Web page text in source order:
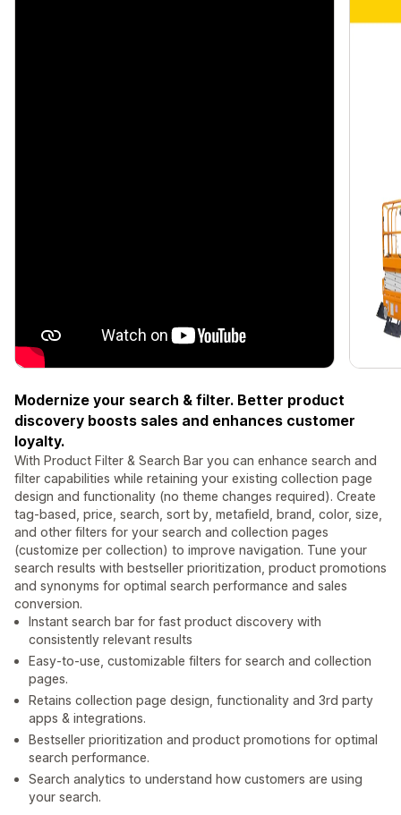
Modernize your search & filter. Better product
discovery boosts sales and enhances customer
loyalty.
With Product Filter & Search Bar you can enhance search and
filter capabilities while retaining your existing collection page
design and functionality (no theme changes required). Create
tag-based, price, search, sort by, metafield, brand, color, size,
and other filters for your search and collection pages
(customize per collection) to improve navigation. Tune your
search results with bestseller prioritization, product promotions
and synonyms for optimal search performance and sales
conversion.
Instant search bar for fast product discovery with
consistently relevant results
Easy-to-use, customizable filters for search and collection
pages.
Retains collection page design, functionality and 3rd party
apps & integrations.
Bestseller prioritization and product promotions for optimal
search performance.
Search analytics to understand how customers are using
your search.